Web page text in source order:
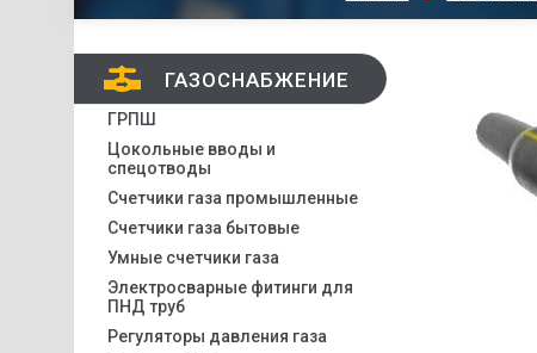
ГАЗОСНАБЖЕНИЕ
ГРПШ
Цокольные вводы и
спецотводы
Счетчики газа промышленные
Счетчики газа бытовые
Умные счетчики газа
Электросварные фитинги для
ПНД труб
Регуляторы давления газа